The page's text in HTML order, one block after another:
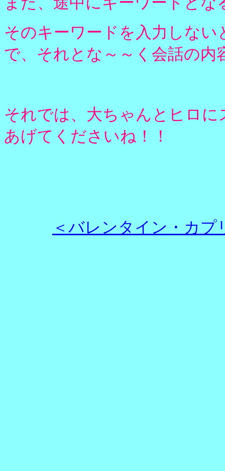
そのキーワードを入力しな
で、それとな～～く会話の
それでは、大ちゃんとヒロ
あげてくださいね！！
＜バレンタイン・カ